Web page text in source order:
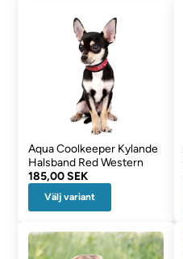
Aqua Coolkeeper Kylande
Halsband Red Western
185,00 SEK
Välj variant